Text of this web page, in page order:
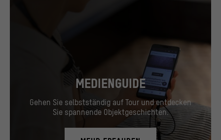
MEDIENGUIDE
Gehen Sie selbstständig auf Tour und entdecken
Sie spannende Objektgeschichten.